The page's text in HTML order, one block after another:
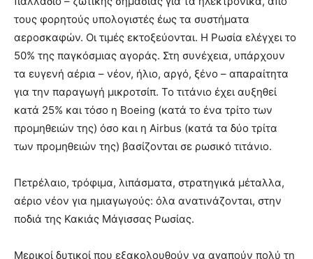
τους φορητούς υπολογιστές έως τα συστήματα
αεροσκαφών. Οι τιμές εκτοξεύονται. Η Ρωσία ελέγχει το
50% της παγκόσμιας αγοράς. Στη συνέχεια, υπάρχουν
τα ευγενή αέρια – νέον, ήλιο, αργό, ξένο – απαραίτητα
για την παραγωγή μικροτσίπ. Το τιτάνιο έχει αυξηθεί
κατά 25% και τόσο η Boeing (κατά το ένα τρίτο των
προμηθειών της) όσο και η Airbus (κατά τα δύο τρίτα
των προμηθειών της) βασίζονται σε ρωσικό τιτάνιο.
Πετρέλαιο, τρόφιμα, λιπάσματα, στρατηγικά μέταλλα,
αέριο νέον για ημιαγωγούς: όλα ανατινάζονται, στην
ποδιά της Κακιάς Μάγισσας Ρωσίας.
Μερικοί δυτικοί που εξακολουθούν να αγαπούν πολύ τη